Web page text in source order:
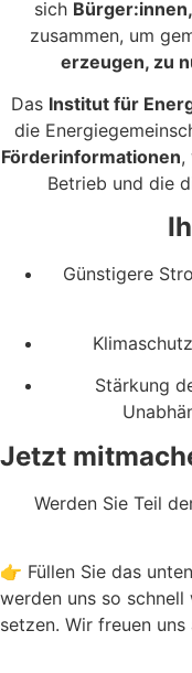
sich
zusammen, um
erzeugen, zu
Das Institut für
die
Förderinformationen,
Betrieb und die
Günstigere
Stärkung
Jetzt
Werden Sie Teil
👉 Füllen Sie das
werden uns so
setzen. Wir freuen